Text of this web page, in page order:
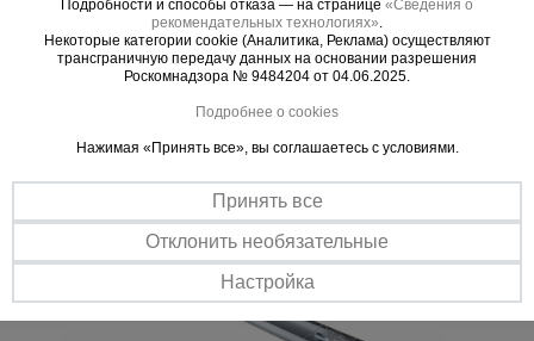
Легкий вес
Удобно пользоваться, благодаря изготовлению из
спецалюминия.
Полный комплект
Гладилка сразу готова к работе - не нужно приобретать
Правило 1,8х0,2 м - 1 шт.
Подробности и способы отказа — на странице «Сведения о
рекомендательных технологиях»
Некоторые категории cookie (Аналитика, Реклама) осуществляют
трансграничную передачу данных на основании разрешения
Роскомнадзора № 9484204 от 04.06.2025.
Подробнее о cookies
Нажимая «Принять все», вы соглашаетесь с условиями.
Принять все
Отклонить необязательные
Настройка